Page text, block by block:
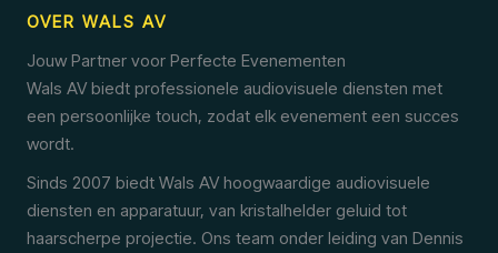
OVER WALS AV
Jouw Partner voor Perfecte Evenementen
Wals AV biedt professionele audiovisuele diensten met
een persoonlijke touch, zodat elk evenement een succes
wordt.
Sinds 2007 biedt Wals AV hoogwaardige audiovisuele
diensten en apparatuur, van kristalhelder geluid tot
haarscherpe projectie. Ons team onder leiding van Dennis